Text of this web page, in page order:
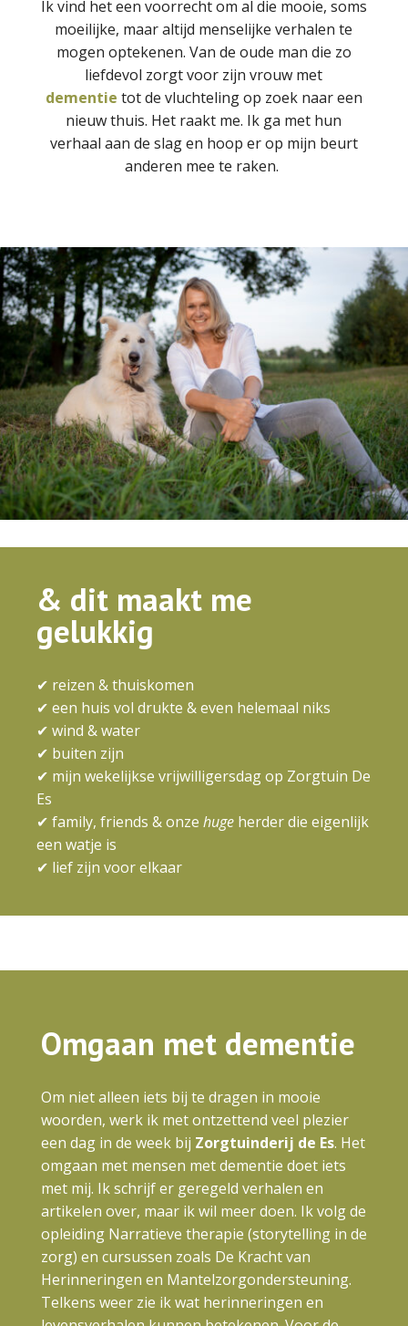
Ik vind het een voorrecht om al die mooie, soms
moeilijke, maar altijd menselijke verhalen te
mogen optekenen. Van de oude man die zo
liefdevol zorgt voor zijn vrouw met
dementie tot de vluchteling op zoek naar een
nieuw thuis. Het raakt me. Ik ga met hun
verhaal aan de slag en hoop er op mijn beurt
anderen mee te raken.
& dit maakt me
gelukkig
✔ reizen & thuiskomen
✔ een huis vol drukte & even helemaal niks
✔ wind & water
✔ buiten zijn
✔ mijn wekelijkse vrijwilligersdag op Zorgtuin De
Es
✔ family, friends & onze huge herder die eigenlijk
een watje is
✔ lief zijn voor elkaar
Omgaan met dementie
Om niet alleen iets bij te dragen in mooie
woorden, werk ik met ontzettend veel plezier
een dag in de week bij Zorgtuinderij de Es. Het
omgaan met mensen met dementie doet iets
met mij. Ik schrijf er geregeld verhalen en
artikelen over, maar ik wil meer doen. Ik volg de
opleiding Narratieve therapie (storytelling in de
zorg) en cursussen zoals De Kracht van
Herinneringen en Mantelzorgondersteuning.
Telkens weer zie ik wat herinneringen en